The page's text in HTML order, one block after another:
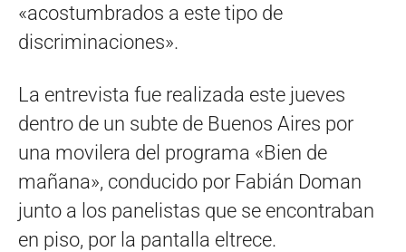
«acostumbrados a este tipo de
discriminaciones».
La entrevista fue realizada este jueves
dentro de un subte de Buenos Aires por
una movilera del programa «Bien de
mañana», conducido por Fabián Doman
junto a los panelistas que se encontraban
en piso, por la pantalla eltrece.